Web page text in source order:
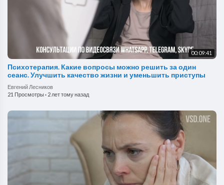
00:09:41
Психотерапия. Какие вопросы можно решить за один
сеанс. Улучшить качество жизни и уменьшить приступы
Евгений Лесников
21 Просмотры· 2 лет тому назад